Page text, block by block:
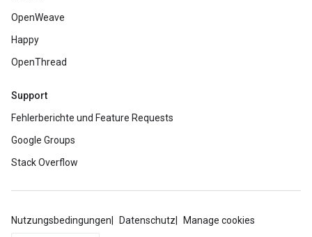
OpenWeave
Happy
OpenThread
Support
Fehlerberichte und Feature Requests
Google Groups
Stack Overflow
Nutzungsbedingungen Datenschutz Manage cookies